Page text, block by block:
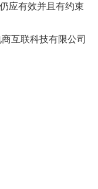
应有效并且有约束
互联科技有限公司